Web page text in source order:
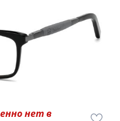
нет в